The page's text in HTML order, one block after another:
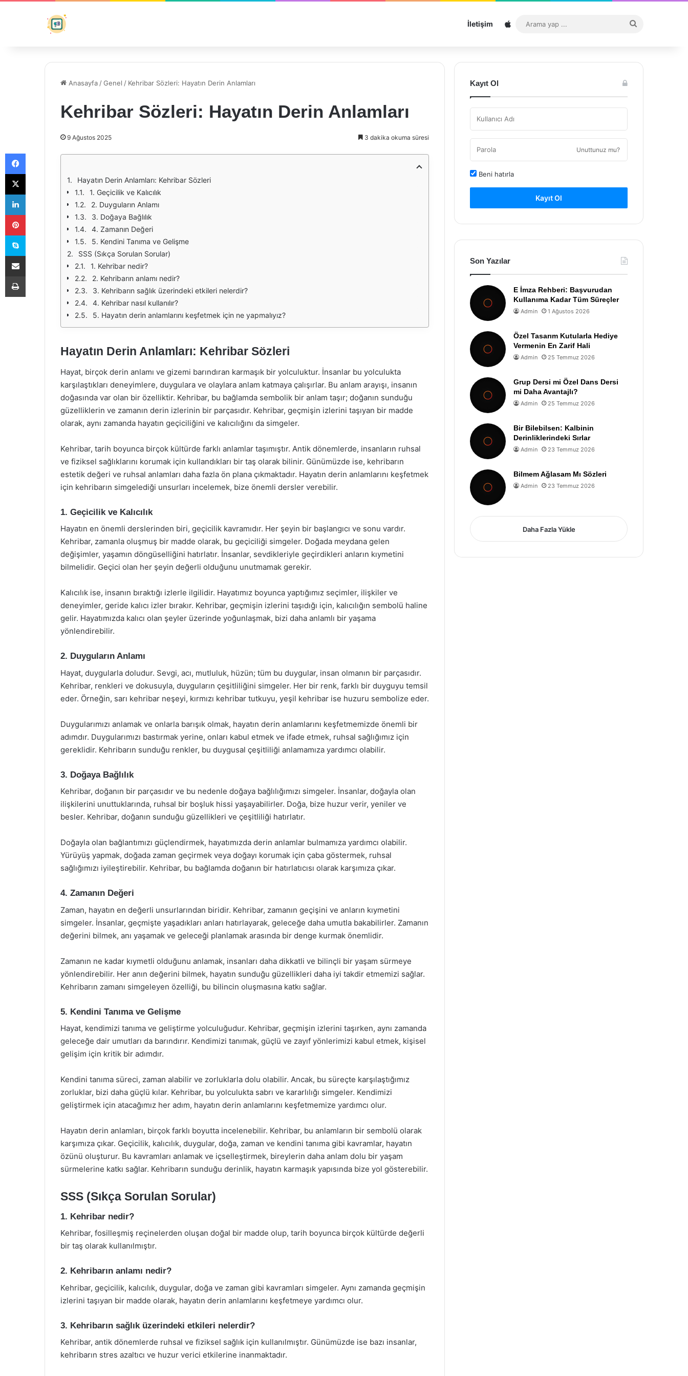
İletişim Sitemap
...
Anasayfa /Genel / Kehribar Sözleri: Hayatın Derin Anlamları
Kehribar Sözleri: Hayatın Derin Anlamları
9 Ağustos 2025 3 dakika okuma süresi
Hayatın Derin Anlamları: Kehribar Sözleri
1. Geçicilik ve Kalıcılık
2. Duyguların Anlamı
3. Doğaya Bağlılık
4. Zamanın Değeri
5. Kendini Tanıma ve Gelişme
SSS (Sıkça Sorulan Sorular)
1. Kehribar nedir?
2. Kehribarın anlamı nedir?
3. Kehribarın sağlık üzerindeki etkileri nelerdir?
4. Kehribar nasıl kullanılır?
5. Hayatın derin anlamlarını keşfetmek için ne yapmalıyız?
Hayatın Derin Anlamları: Kehribar Sözleri
Hayat, birçok derin anlamı ve gizemi barındıran karmaşık bir yolculuktur. İnsanlar bu yolculukta
karşılaştıkları deneyimlere, duygulara ve olaylara anlam katmaya çalışırlar. Bu anlam arayışı, insanın
doğasında var olan bir özelliktir. Kehribar, bu bağlamda sembolik bir anlam taşır; doğanın sunduğu
güzelliklerin ve zamanın derin izlerinin bir parçasıdır. Kehribar, geçmişin izlerini taşıyan bir madde
olarak, aynı zamanda hayatın geçiciliğini ve kalıcılığını da simgeler.
Kehribar, tarih boyunca birçok kültürde farklı anlamlar taşımıştır. Antik dönemlerde, insanların ruhsal
ve fiziksel sağlıklarını korumak için kullandıkları bir taş olarak bilinir. Günümüzde ise, kehribarın
estetik değeri ve ruhsal anlamları daha fazla ön plana çıkmaktadır. Hayatın derin anlamlarını keşfetmek
için kehribarın simgelediği unsurları incelemek, bize önemli dersler verebilir.
1. Geçicilik ve Kalıcılık
Hayatın en önemli derslerinden biri, geçicilik kavramıdır. Her şeyin bir başlangıcı ve sonu vardır.
Kehribar, zamanla oluşmuş bir madde olarak, bu geçiciliği simgeler. Doğada meydana gelen
değişimler, yaşamın döngüselliğini hatırlatır. İnsanlar, sevdikleriyle geçirdikleri anların kıymetini
bilmelidir. Geçici olan her şeyin değerli olduğunu unutmamak gerekir.
Kalıcılık ise, insanın bıraktığı izlerle ilgilidir. Hayatımız boyunca yaptığımız seçimler, ilişkiler ve
deneyimler, geride kalıcı izler bırakır. Kehribar, geçmişin izlerini taşıdığı için, kalıcılığın sembolü haline
gelir. Hayatımızda kalıcı olan şeyler üzerinde yoğunlaşmak, bizi daha anlamlı bir yaşama
yönlendirebilir.
2. Duyguların Anlamı
Hayat, duygularla doludur. Sevgi, acı, mutluluk, hüzün; tüm bu duygular, insan olmanın bir parçasıdır.
Kehribar, renkleri ve dokusuyla, duyguların çeşitliliğini simgeler. Her bir renk, farklı bir duyguyu temsil
eder. Örneğin, sarı kehribar neşeyi, kırmızı kehribar tutkuyu, yeşil kehribar ise huzuru sembolize eder.
Duygularımızı anlamak ve onlarla barışık olmak, hayatın derin anlamlarını keşfetmemizde önemli bir
adımdır. Duygularımızı bastırmak yerine, onları kabul etmek ve ifade etmek, ruhsal sağlığımız için
gereklidir. Kehribarın sunduğu renkler, bu duygusal çeşitliliği anlamamıza yardımcı olabilir.
3. Doğaya Bağlılık
Kehribar, doğanın bir parçasıdır ve bu nedenle doğaya bağlılığımızı simgeler. İnsanlar, doğayla olan
ilişkilerini unuttuklarında, ruhsal bir boşluk hissi yaşayabilirler. Doğa, bize huzur verir, yeniler ve
besler. Kehribar, doğanın sunduğu güzellikleri ve çeşitliliği hatırlatır.
Doğayla olan bağlantımızı güçlendirmek, hayatımızda derin anlamlar bulmamıza yardımcı olabilir.
Yürüyüş yapmak, doğada zaman geçirmek veya doğayı korumak için çaba göstermek, ruhsal
sağlığımızı iyileştirebilir. Kehribar, bu bağlamda doğanın bir hatırlatıcısı olarak karşımıza çıkar.
4. Zamanın Değeri
Zaman, hayatın en değerli unsurlarından biridir. Kehribar, zamanın geçişini ve anların kıymetini
simgeler. İnsanlar, geçmişte yaşadıkları anları hatırlayarak, geleceğe daha umutla bakabilirler. Zamanın
değerini bilmek, anı yaşamak ve geleceği planlamak arasında bir denge kurmak önemlidir.
Zamanın ne kadar kıymetli olduğunu anlamak, insanları daha dikkatli ve bilinçli bir yaşam sürmeye
yönlendirebilir. Her anın değerini bilmek, hayatın sunduğu güzellikleri daha iyi takdir etmemizi sağlar.
Kehribarın zamanı simgeleyen özelliği, bu bilincin oluşmasına katkı sağlar.
5. Kendini Tanıma ve Gelişme
Hayat, kendimizi tanıma ve geliştirme yolculuğudur. Kehribar, geçmişin izlerini taşırken, aynı zamanda
geleceğe dair umutları da barındırır. Kendimizi tanımak, güçlü ve zayıf yönlerimizi kabul etmek, kişisel
gelişim için kritik bir adımdır.
Kendini tanıma süreci, zaman alabilir ve zorluklarla dolu olabilir. Ancak, bu süreçte karşılaştığımız
zorluklar, bizi daha güçlü kılar. Kehribar, bu yolculukta sabrı ve kararlılığı simgeler. Kendimizi
geliştirmek için atacağımız her adım, hayatın derin anlamlarını keşfetmemize yardımcı olur.
Hayatın derin anlamları, birçok farklı boyutta incelenebilir. Kehribar, bu anlamların bir sembolü olarak
karşımıza çıkar. Geçicilik, kalıcılık, duygular, doğa, zaman ve kendini tanıma gibi kavramlar, hayatın
özünü oluşturur. Bu kavramları anlamak ve içselleştirmek, bireylerin daha anlam dolu bir yaşam
sürmelerine katkı sağlar. Kehribarın sunduğu derinlik, hayatın karmaşık yapısında bize yol gösterebilir.
SSS (Sıkça Sorulan Sorular)
1. Kehribar nedir?
Kehribar, fosilleşmiş reçinelerden oluşan doğal bir madde olup, tarih boyunca birçok kültürde değerli
bir taş olarak kullanılmıştır.
2. Kehribarın anlamı nedir?
Kehribar, geçicilik, kalıcılık, duygular, doğa ve zaman gibi kavramları simgeler. Aynı zamanda geçmişin
izlerini taşıyan bir madde olarak, hayatın derin anlamlarını keşfetmeye yardımcı olur.
3. Kehribarın sağlık üzerindeki etkileri nelerdir?
Kehribar, antik dönemlerde ruhsal ve fiziksel sağlık için kullanılmıştır. Günümüzde ise bazı insanlar,
kehribarın stres azaltıcı ve huzur verici etkilerine inanmaktadır.
Kayıt Ol
Unuttunuz mu?
Beni hatırla
Kayıt Ol
Son Yazılar
E İmza Rehberi: Başvurudan
Kullanıma Kadar Tüm Süreçler
Admin 1 Ağustos 2026
Özel Tasarım Kutularla Hediye
Vermenin En Zarif Hali
Admin 25 Temmuz 2026
Grup Dersi mi Özel Dans Dersi
mi Daha Avantajlı?
Admin 25 Temmuz 2026
Bir Bilebilsen: Kalbinin
Derinliklerindeki Sırlar
Admin 23 Temmuz 2026
Bilmem Ağlasam Mı Sözleri
Admin 23 Temmuz 2026
Daha Fazla Yükle
Facebook
X
LinkedIn
Pinterest
Skype
E-Posta ile paylaş